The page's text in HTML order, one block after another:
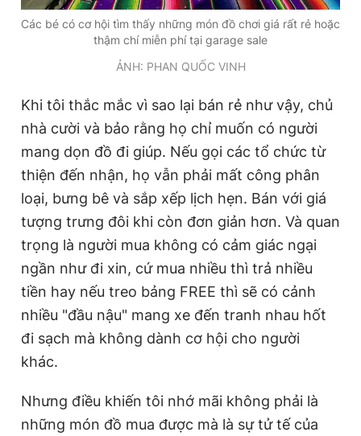
Các bé có cơ hội tìm thấy những món đồ chơi giá rất rẻ hoặc
thậm chí miễn phí tại garage sale
ẢNH: PHAN QUỐC VINH
Khi tôi thắc mắc vì sao lại bán rẻ như vậy, chủ
nhà cười và bảo rằng họ chỉ muốn có người
mang dọn đồ đi giúp. Nếu gọi các tổ chức từ
thiện đến nhận, họ vẫn phải mất công phân
loại, bưng bê và sắp xếp lịch hẹn. Bán với giá
tượng trưng đôi khi còn đơn giản hơn. Và quan
trọng là người mua không có cảm giác ngại
ngần như đi xin, cứ mua nhiều thì trả nhiều
tiền hay nếu treo bảng FREE thì sẽ có cảnh
nhiều "đầu nậu" mang xe đến tranh nhau hốt
đi sạch mà không dành cơ hội cho người
khác.
Nhưng điều khiến tôi nhớ mãi không phải là
những món đồ mua được mà là sự tử tế của